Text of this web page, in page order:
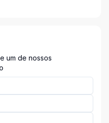
um de nossos